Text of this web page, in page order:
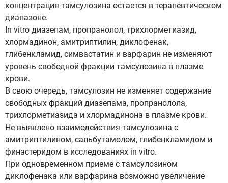
концентрация тамсулозина остается в терапевтическом
диапазоне.
In vitro диазепам, пропранолол, трихлорметиазид,
хлормадинон, амитриптилин, диклофенак,
глибенкламид, симвастатин и варфарин не изменяют
уровень свободной фракции тамсулозина в плазме
крови.
В свою очередь, тамсулозин не изменяет содержание
свободных фракций диазепама, пропранолола,
трихлорметиазида и хлормадинона в плазме крови.
Не выявлено взаимодействия тамсулозина с
амитриптилином, сальбутамолом, глибенкламидом и
финастеридом в исследованиях in vitro.
При одновременном приеме с тамсулозином
диклофенака или варфарина возможно увеличение